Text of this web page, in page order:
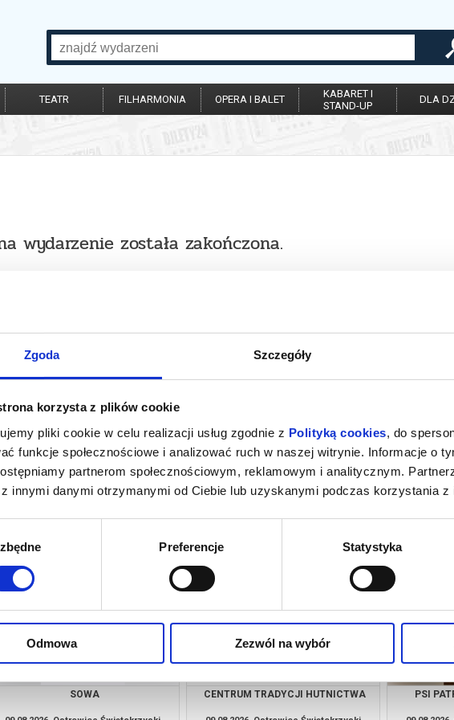
Zgoda Szczegóły
korzysta z plików cookie
pliki cookie w celu realizacji usług zgodnie z Polityką cookies, do
funkcje społecznościowe i analizować ruch w naszej witrynie. Informacje o
partnerom społecznościowym, reklamowym i analitycznym.
innymi danymi otrzymanymi od Ciebie lub uzyskanymi podczas korzystania z
Preferencje Statystyka
Odmowa Zezwól na wybór
TEATR FILHARMONIA OPERA I BALET
KABARET I
STAND-UP
DLA
wydarzenie została zakończona.
SPIDER-MAN. CAŁKIEM NOWY DZIEŃ -
kup bilet
PSI PATROL I DINOZAURY - 2D
kup bilet
SOWA CENTRUM TRADYCJI HUTNICTWA
PSI